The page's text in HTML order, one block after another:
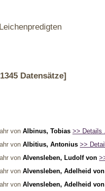
Datensätze]
von Albinus, Tobias >> Details
von Albitius, Antonius >>
von Alvensleben, Ludolf von
von Alvensleben, Adelheid von
von Alvensleben, Adelheid von